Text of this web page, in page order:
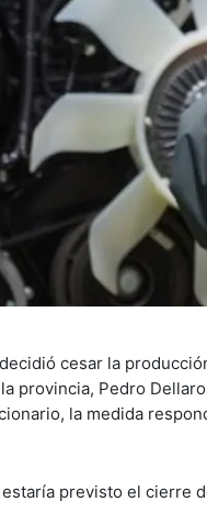
decidió cesar la
provincia, Pedro
la medida
previsto el cierre